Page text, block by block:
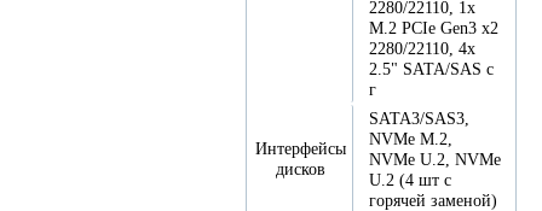
2280/22110, 1x
M.2 PCIe Gen3 x2
2280/22110, 4x
2.5" SATA/SAS с
г
Интерфейсы
дисков
SATA3/SAS3,
NVMe M.2,
NVMe U.2, NVMe
U.2 (4 шт с
горячей заменой)